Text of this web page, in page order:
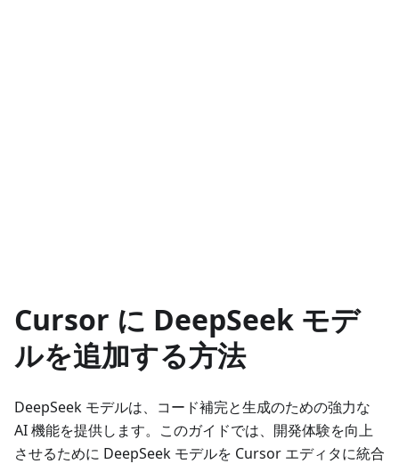
Cursor に DeepSeek モデ
ルを追加する方法
DeepSeek モデルは、コード補完と生成のための強力な
AI 機能を提供します。このガイドでは、開発体験を向上
させるために DeepSeek モデルを Cursor エディタに統合